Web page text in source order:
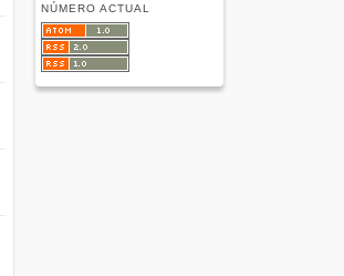
NÚMERO ACTUAL